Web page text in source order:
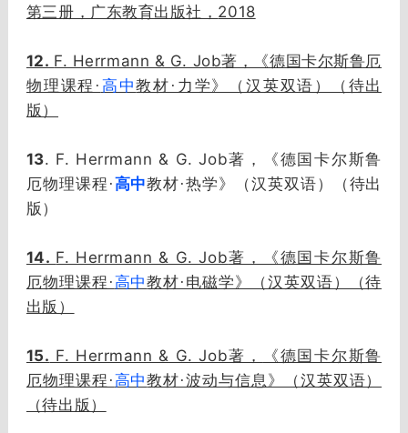
第三册，广东教育出版社， 2018
12. F. Herrmann & G. Job著，《德国卡尔斯鲁厄
物理课程· 高中教材·力学》（汉英双语）（待出
版）
13. F. Herrmann & G. Job著，《德国卡尔斯鲁
厄物理课程·高中教材·热学》（汉英双语）（待出
版）
14. F. Herrmann & G. Job著，《德国卡尔斯鲁
厄物理课程·高中教材·电磁学》（汉英双语）（待
出版）
15. F. Herrmann & G. Job著，
《德国卡尔斯鲁
厄物理课程·高中教材·波动与信息》（汉英双语）
（待出版）